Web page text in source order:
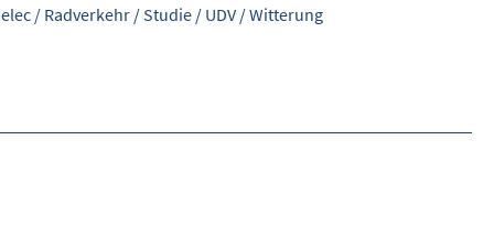
/ Radverkehr / Studie / UDV /Witterung